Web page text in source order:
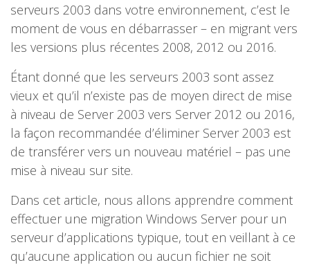
serveurs 2003 dans votre environnement, c’est le
moment de vous en débarrasser – en migrant vers
les versions plus récentes 2008, 2012 ou 2016.
Étant donné que les serveurs 2003 sont assez
vieux et qu’il n’existe pas de moyen direct de mise
à niveau de Server 2003 vers Server 2012 ou 2016,
la façon recommandée d’éliminer Server 2003 est
de transférer vers un nouveau matériel – pas une
mise à niveau sur site.
Dans cet article, nous allons apprendre comment
effectuer une migration Windows Server pour un
serveur d’applications typique, tout en veillant à ce
qu’aucune application ou aucun fichier ne soit